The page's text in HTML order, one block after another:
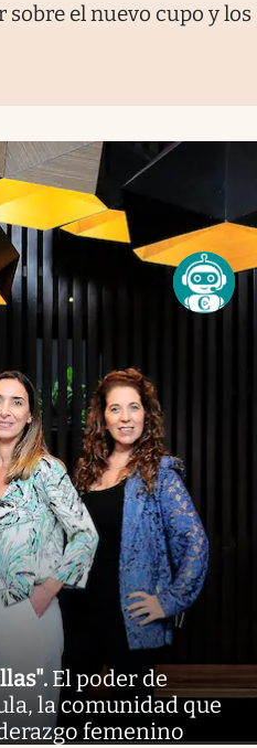
sobre el nuevo cupo y los
. El poder de
la comunidad que
femenino